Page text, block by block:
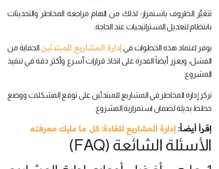
تتغيَّر الظروف باستمرار؛ لذلك من الهام مراجعة المخاطر والتحديثات
بانتظام لتعديل الاستراتيجيات عند الحاجة.
يوفر اعتماد هذه الخطوات في إدارة المشاريع للمبتدئين الحماية من
الفشل، ويعزز أيضاً القدرة على اتخاذ قرارات أسرع وأكثر دقة في تنفيذ
المشروع.
تركز إدارة المخاطر في المشاريع للمبتدئين على توقع المشكلات ووضع
خطط بديلة لضمان استمرارية المشروع.
إقرأ أيضاً: إدارة المشاريع للقادة: كل ما عليك معرفته
الأسئلة الشائعة (FAQ)